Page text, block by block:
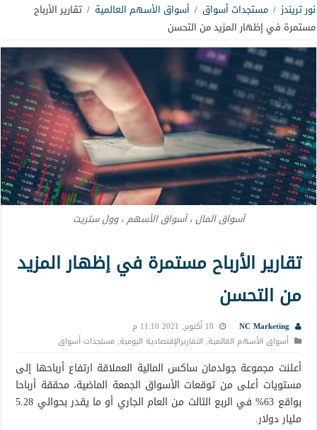
نور تريندز / مستجدات أسواق / أسواق الأسهم العالمية / تقارير الأرباح
مستمرة في إظهار المزيد من التحسن
أسواق المال ، أسواق الأسهم ، وول ستريت
تقارير الأرباح مستمرة في إظهار المزيد
من التحسن
NC Marketing
18 أكتوبر, 2021 11:10 م
أسواق الأسهم العالمية, التقاريرالإقتصادية اليومية,مستجدات أسواق
أعلنت مجموعة جولدمان ساكس المالية العملاقة ارتفاع أرباحها إلى
مستويات أعلى من توقعات الأسواق الجمعة الماضية، محققة أرباحا
بواقع 63% في الربع الثالث من العام الجاري أو ما يقدر بحوالي 5.28
مليار دولار.